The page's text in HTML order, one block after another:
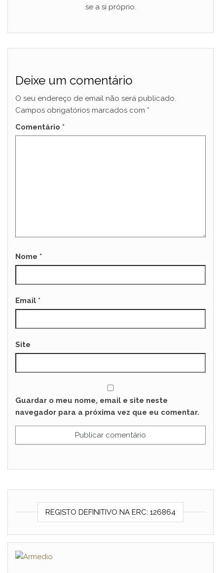
se a si próprio.
Deixe um comentário
O seu endereço de email não será publicado.
Campos obrigatórios marcados com *
Comentário *
Nome *
Email *
Site
Guardar o meu nome, email e site neste
navegador para a próxima vez que eu comentar.
REGISTO DEFINITIVO NA ERC: 126864